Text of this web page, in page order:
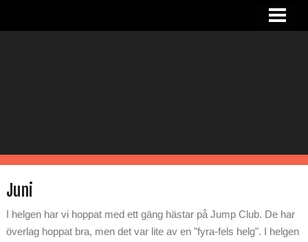
RIDHUS
KONTAKT
Juni
I helgen har vi hoppat med ett gäng hästar på Jump Club. De har
överlag hoppat bra, men det var lite av en "fyra-fels helg". I helgen